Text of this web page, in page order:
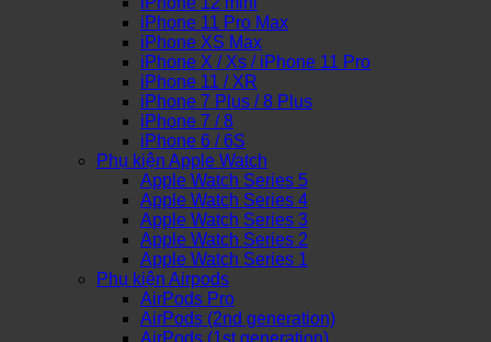
iPhone 11 Pro Max
iPhone XS Max
iPhone X / Xs / iPhone 11 Pro
iPhone 11 / XR
iPhone 7 Plus / 8 Plus
iPhone 7 / 8
iPhone 6 / 6S
Phụ kiện Apple Watch
Apple Watch Series 5
Apple Watch Series 4
Apple Watch Series 3
Apple Watch Series 2
Apple Watch Series 1
Phụ kiện Airpods
AirPods Pro
AirPods (2nd generation)
AirPods (1st generation)